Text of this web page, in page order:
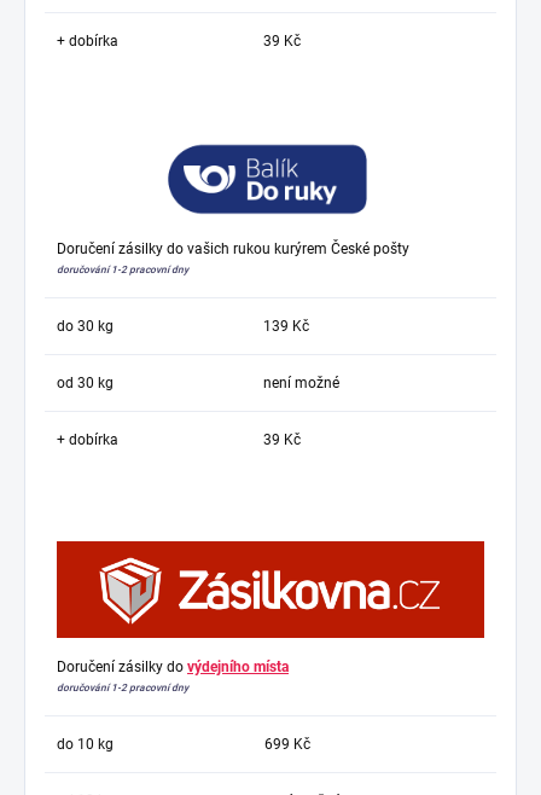
+ dobírka 39 Kč
Doručení zásilky do vašich rukou kurýrem České pošty
doručování 1-2 pracovní dny
do 30 kg 139 Kč
od 30 kg není možné
+ dobírka 39 Kč
Doručení zásilky do výdejního místa
doručování 1-2 pracovní dny
do 10 kg 699 Kč